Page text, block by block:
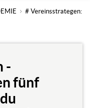
# Vereinsstrategen:
-
fünf